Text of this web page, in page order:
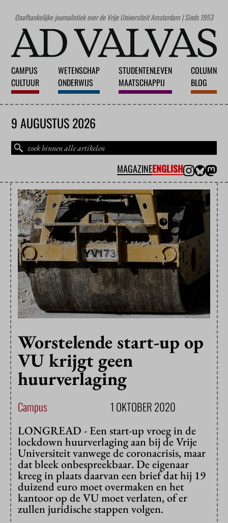
Onafhankelijke journalistiek over de Vrije Universiteit Amsterdam | Sinds 1953
CAMPUS
CULTUUR
WETENSCHAP
ONDERWIJS
STUDENTENLEVEN
MAATSCHAPPIJ
COLUMN
BLOG
9 AUGUSTUS 2026
MAGAZINEENGLISH
Worstelende start-up op
VU krijgt geen
huurverlaging
Campus 1 OKTOBER 2020
LONGREAD - Een start-up vroeg in de
lockdown huurverlaging aan bij de Vrije
Universiteit vanwege de coronacrisis, maar
dat bleek onbespreekbaar. De eigenaar
kreeg in plaats daarvan een brief dat hij 19
duizend euro moet overmaken en het
kantoor op de VU moet verlaten, of er
zullen juridische stappen volgen.